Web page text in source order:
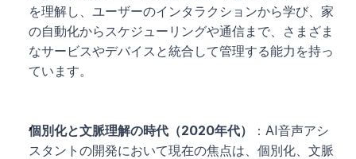
を理解し、ユーザーのインタラクションから学び、家
の自動化からスケジューリングや通信まで、さまざま
なサービスやデバイスと統合して管理する能力を持っ
ています。
個別化と文脈理解の時代（2020年代）
：AI音声アシ
スタントの開発において現在の焦点は、個別化、文脈